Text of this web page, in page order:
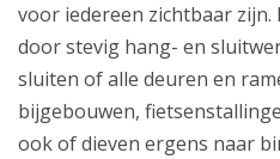
voor iedereen zichtbaar
door stevig hang- en
sluiten of alle deuren en
bijgebouwen,
ook of dieven ergens naar